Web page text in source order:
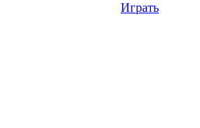
Играть